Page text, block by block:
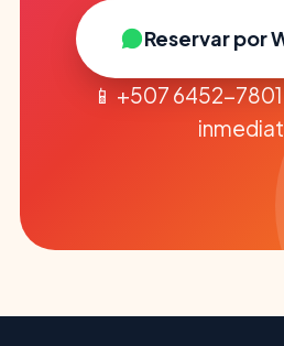
Reservar por
📱 +507 6452-